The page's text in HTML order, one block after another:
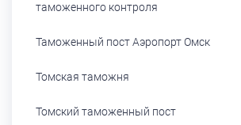
таможенного контроля
Таможенный пост Аэропорт Омск
Томская таможня
Томский таможенный пост